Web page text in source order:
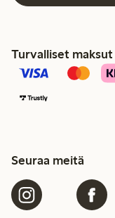
Turvalliset maksut
Seuraa meitä